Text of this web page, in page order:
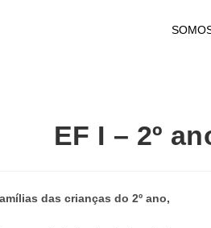
EF I – 2º
das crianças do 2º ano,